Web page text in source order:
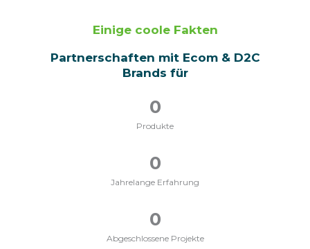
Einige coole Fakten
Partnerschaften mit Ecom & D2C
Brands für
Produkte
0
Jahrelange Erfahrung
0
Abgeschlossene Projekte
0